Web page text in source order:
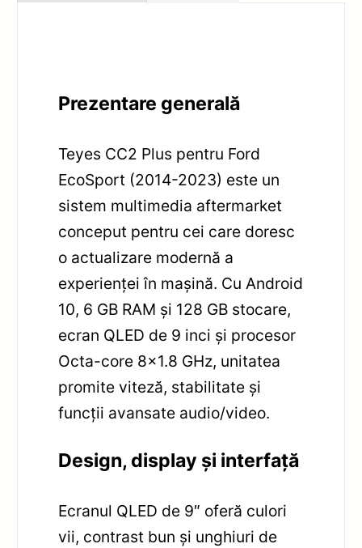
Prezentare generală
Teyes CC2 Plus pentru Ford
EcoSport (2014-2023) este un
sistem multimedia aftermarket
conceput pentru cei care doresc
o actualizare modernă a
experienței în mașină. Cu Android
10, 6 GB RAM și 128 GB stocare,
ecran QLED de 9 inci și procesor
Octa-core 8×1.8 GHz, unitatea
promite viteză, stabilitate și
funcții avansate audio/video.
Design, display și interfață
Ecranul QLED de 9″ oferă culori
vii, contrast bun și unghiuri de